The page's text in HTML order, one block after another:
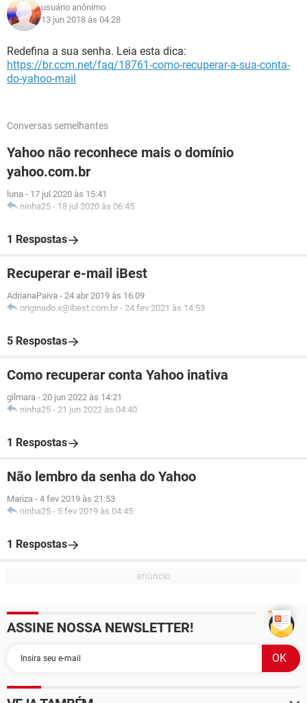
usuário anônimo
13 jun 2018 às 04:28
Redefina a sua senha. Leia esta dica:
https://br.ccm.net/faq/18761-como-recuperar-a-sua-conta-
do-yahoo-mail
Conversas semelhantes
Yahoo não reconhece mais o domínio
yahoo.com.br
luna - 17 jul 2020 às 15:41
ninha25 - 18 jul 2020 às 06:45
1 Respostas
Recuperar e-mail iBest
AdrianaPaiva - 24 abr 2019 às 16:09
originado.x@ibest.com.br - 24 fev 2021 às 14:53
5 Respostas
Como recuperar conta Yahoo inativa
gilmara - 20 jun 2022 às 14:21
ninha25 - 21 jun 2022 às 04:40
1 Respostas
Não lembro da senha do Yahoo
Mariza - 4 fev 2019 às 21:53
ninha25 - 5 fev 2019 às 04:45
1 Respostas
ASSINE NOSSA NEWSLETTER!